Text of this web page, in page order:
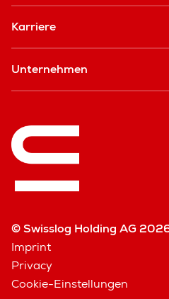
Karriere
Unternehmen
© Swisslog Holding AG
Imprint
Privacy
Cookie-Einstellungen